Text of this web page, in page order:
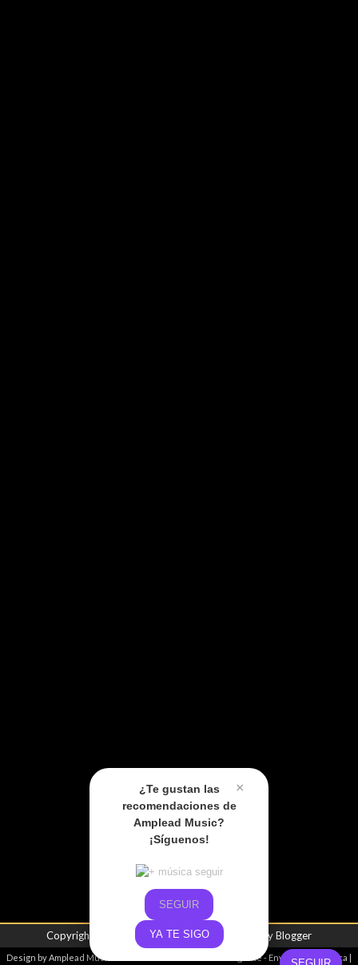
×
¿Te gustan las
recomendaciones de
Amplead Music?
¡Síguenos!
SEGUIR
YA TE SIGO
Copyright © Amplead Music| Powered byBlogger
Design byAmplead Music - Promoviendo el talento emergente - Envíanos tu música